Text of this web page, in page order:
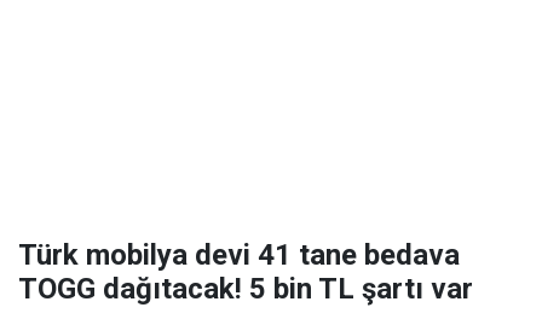
Türk mobilya devi 41 tane bedava
TOGG dağıtacak! 5 bin TL şartı var